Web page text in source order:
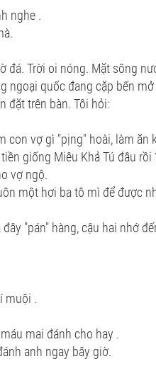
nghe .
đá. Trời oi nóng. Mặt sông
ngoại quốc đang cặp bến
đặt trên bàn. Tôi hỏi:
con vợ gì "pịng" hoài, làm ăn
giống Miêu Khả Tú đâu rồi
vợ ngộ.
một hơi ba tô mì để được
"pán" hàng, cậu hai nhớ
muội .
mai đánh cho hay .
anh ngay bây giờ.